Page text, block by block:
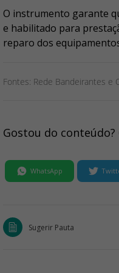
O instrumento garante
e habilitado para
reparo dos
Fontes: Rede Bandeirantes e
Gostou do
WhatsApp
Sugerir Pauta